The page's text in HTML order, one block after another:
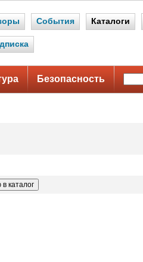
События Каталоги
Безопасность